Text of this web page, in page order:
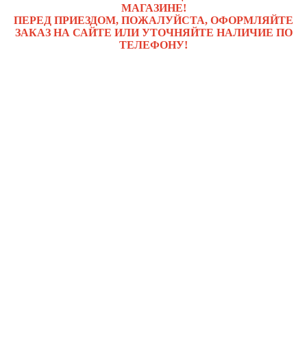
МАГАЗИНЕ!
ПЕРЕД ПРИЕЗДОМ, ПОЖАЛУЙСТА, ОФОРМЛЯЙТЕ
ЗАКАЗ НА САЙТЕ ИЛИ УТОЧНЯЙТЕ НАЛИЧИЕ ПО
ТЕЛЕФОНУ!